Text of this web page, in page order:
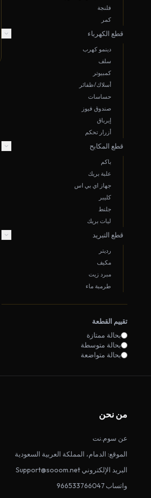
فلنجة
كمر
قطع الكهرباء
دينمو كهرب
سلف
كمبيوتر
أسلاك/ظفائر
حساسات
صندوق فيوز
إيرباق
أزرار تحكم
قطع المكابح
باكم
علبة بريك
جهاز اي بي اس
كليبر
جلنط
ليات بريك
قطع التبريد
رديتر
مكيف
مبرد زيت
طرمبة ماء
تقييم القطعة
بحالة ممتازة
بحالة متوسطة
بحالة متواضعة
من نحن
عن سوم.نت
الموقع: الدمام، المملكة العربية السعودية
البريد الإلكتروني Support@sooom.net
واتساب 966533766047